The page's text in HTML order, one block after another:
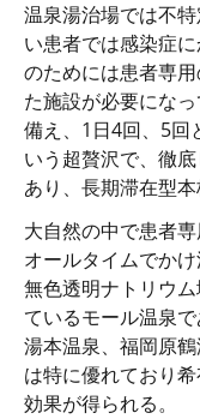
温泉湯治場では不
い患者では感染症
のためには患者専
た施設が必要にな
備え、1日4回、5回
いう超贅沢で、徹
あり、長期滞在型本
大自然の中で患者
オールタイムでか
無色透明ナトリウ
ているモール温泉
湯本温泉、福岡原
は特に優れており
効果が得られる。